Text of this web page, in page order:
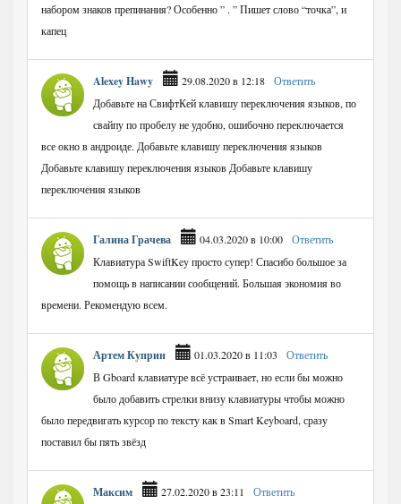
набором знаков препинания? Особенно ” . ” Пишет слово “точка”, и
капец
Alexey Hawy 29.08.2020 в 12:18
Ответить
Добавьте на СвифтКей клавишу переключения языков, по
свайпу по пробелу не удобно, ошибочно переключается
все окно в андроиде. Добавьте клавишу переключения языков
Добавьте клавишу переключения языков Добавьте клавишу
переключения языков
Галина Грачева 04.03.2020 в 10:00
Ответить
Клавиатура SwiftKey просто супер! Спасибо большое за
помощь в написании сообщений. Большая экономия во
времени. Рекомендую всем.
Артем Куприн 01.03.2020 в 11:03
Ответить
В Gboard клавиатуре всё устраивает, но если бы можно
было добавить стрелки внизу клавиатуры чтобы можно
было передвигать курсор по тексту как в Smart Keyboard, сразу
поставил бы пять звёзд
Максим 27.02.2020 в 23:11
Ответить